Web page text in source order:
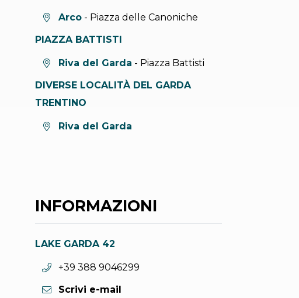
Località:
Arco - Piazza delle Canoniche
PIAZZA BATTISTI
Località:Riva del Garda - Piazza Battisti
DIVERSE LOCALITÀ DEL GARDA
TRENTINO
Località:Riva del Garda
INFORMAZIONI
LAKE GARDA 42
Telefono:
+39 388 9046299
Scrivi e-mail